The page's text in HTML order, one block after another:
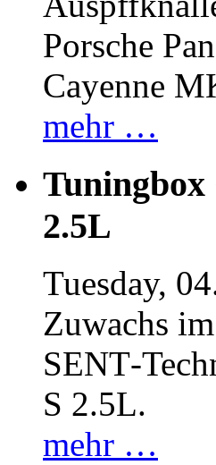
Porsche
Cayenne
mehr …
Tuningbox
2.5L
Tuesday,
Zuwachs
S 2.5L.
mehr …